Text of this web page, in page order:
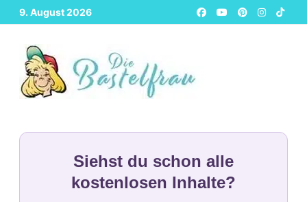
Zurück
zum
Inhalt
9. August 2026
Siehst du schon alle
kostenlosen Inhalte?